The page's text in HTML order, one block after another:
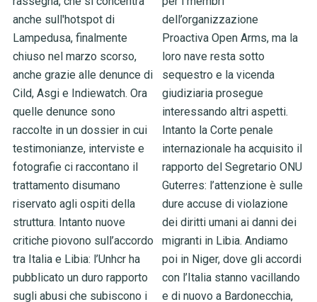
anche sull'hotspot di
Lampedusa, finalmente
chiuso nel marzo scorso,
anche grazie alle denunce di
Cild, Asgi e Indiewatch. Ora
quelle denunce sono
raccolte in un dossier in cui
testimonianze, interviste e
fotografie ci raccontano il
trattamento disumano
riservato agli ospiti della
struttura. Intanto nuove
critiche piovono sull’accordo
tra Italia e Libia: l’Unhcr ha
pubblicato un duro rapporto
sugli abusi che subiscono i
dell’organizzazione
Proactiva Open Arms, ma la
loro nave resta sotto
sequestro e la vicenda
giudiziaria prosegue
interessando altri aspetti.
Intanto la Corte penale
internazionale ha acquisito il
rapporto del Segretario ONU
Guterres: l’attenzione è sulle
dure accuse di violazione
dei diritti umani ai danni dei
migranti in Libia. Andiamo
poi in Niger, dove gli accordi
con l’Italia stanno vacillando
e di nuovo a Bardonecchia,